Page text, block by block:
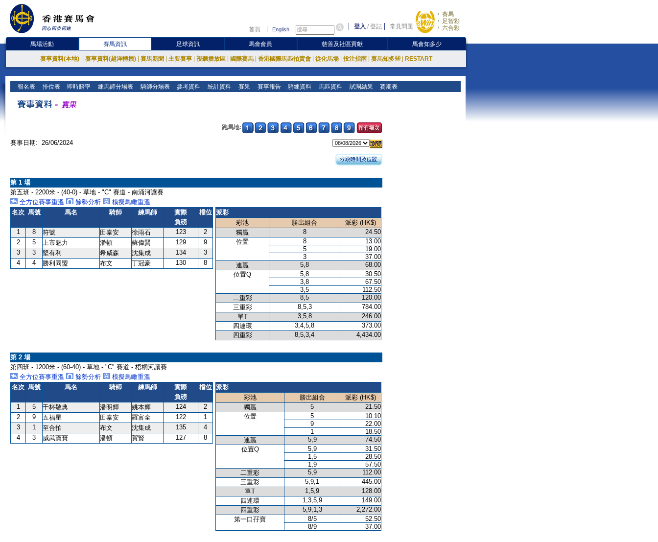
首頁 English 登入 /登記 常見問題
賽馬
足智彩
六合彩
馬場活動 賽馬資訊 足球資訊 馬會會員 慈善及社區貢獻 馬會知多少
賽事資料(本地) 賽事資料(越洋轉播) 賽馬新聞 主要賽事 視聽播放區 國際賽馬 香港國際馬匹拍賣會 從化馬場 投注指南 賽馬知多些 RESTART
報名表 排位表 即時賠率 練馬師分場表 騎師分場表 參考資料 統計資料 賽果 賽事報告 騎練資料 馬匹資料 試閘結果 賽期表
跑馬地:
賽事日期: 26/06/2024
第 1 場
第五班 - 2200米 - (40-0) - 草地 - "C" 賽道 - 南涌河讓賽
全方位賽事重溫
餘勢分析
模擬鳥瞰重溫
名次 馬號 馬名 騎師 練馬師
實際
負磅
檔位
1 8 符號 田泰安 徐雨石 123
2
2
5 上市魅力 潘頓 蘇偉賢 129
9
3
3 堅有利 希威森 沈集成 134
3
4
4 勝利同盟 布文 丁冠豪 130 8
派彩
彩池
勝出組合
派彩 (HK$)
獨贏
8
24.50
位置
8
13.00
5
19.00
3
37.00
連贏
5,8
68.00
位置Q
5,8
30.50
3,8
67.50
3,5
112.50
二重彩
8,5
120.00
三重彩
8,5,3
784.00
單T
3,5,8
246.00
四連環
3,4,5,8
373.00
四重彩
8,5,3,4 4,434.00
第 2 場
第四班 - 1200米 - (60-40) - 草地 - "C" 賽道 - 梧桐河讓賽
全方位賽事重溫
餘勢分析
模擬鳥瞰重溫
名次 馬號 馬名 騎師 練馬師
實際
負磅
檔位
1 5 千杯敬典 潘明輝 姚本輝 124
2
2
9 五福星 田泰安 羅富全 122
1
3
1 至合拍 布文 沈集成 135
4
4
3 威武寶寶 潘頓 賀賢 127 8
派彩
彩池
勝出組合
派彩 (HK$)
獨贏
5
21.50
位置
5
10.10
9
22.00
1
18.50
連贏
5,9
74.50
位置Q
5,9
31.50
1,5
28.50
1,9
57.50
二重彩
5,9
112.00
三重彩
5,9,1
445.00
單T
1,5,9
128.00
四連環
1,3,5,9
149.00
四重彩
5,9,1,3
2,272.00
第一口孖寶
8/5
52.50
8/9
37.00